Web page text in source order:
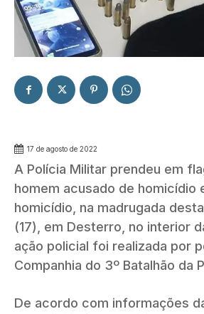
17 de agosto de 2022
A Polícia Militar prendeu em
homem acusado de homicídio
homicídio, na madrugada
(17), em Desterro, no interior
ação policial foi realizada por
Companhia do 3º Batalhão da
De acordo com informações